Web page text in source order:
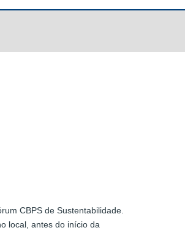
CBPS de Sustentabilidade.
local, antes do início da